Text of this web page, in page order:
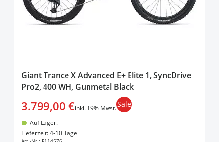
Giant Trance X Advanced E+ Elite 1, SyncDrive
Pro2, 400 WH, Gunmetal Black
3.799,00 €inkl. 19% Mwst.Sale
Auf Lager.
Lieferzeit: 4-10 Tage